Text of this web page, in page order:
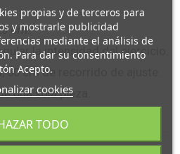
cm.
la intensidad del ejercicio.
50 cm de recorrido de ajuste.
una sola pieza.
propias y de terceros para
y mostrarle publicidad
mediante el análisis de
Para dar su consentimiento
Acepto.
cookies
TODO